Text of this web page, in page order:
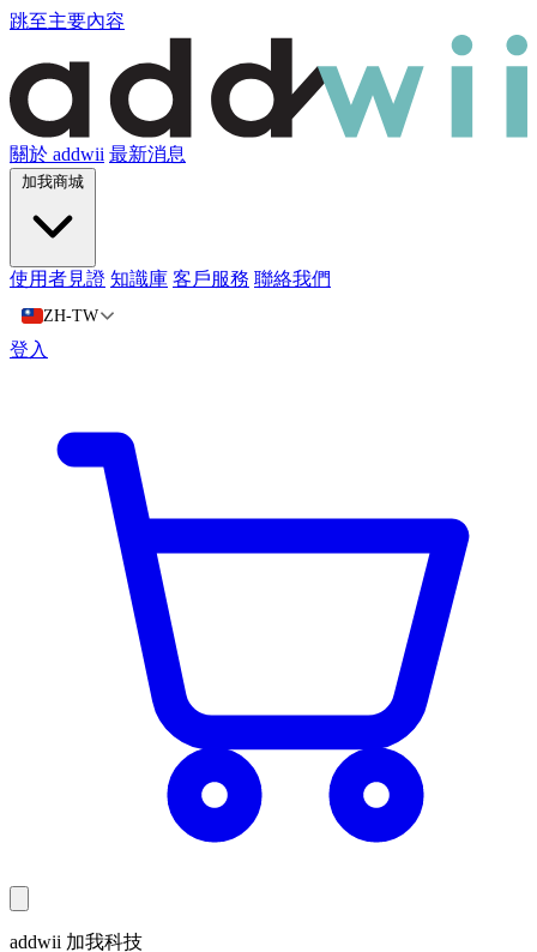
跳至主要內容
關於 addwii 最新消息
加我商城
使用者見證 知識庫 客戶服務 聯絡我們
ZH-TW
登入
addwii 加我科技